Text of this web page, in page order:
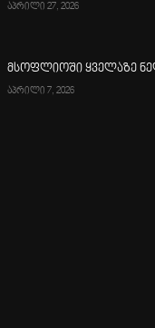
აპრილი 27, 2026
მსოფლიოში ყველაზე
აპრილი 7, 2026